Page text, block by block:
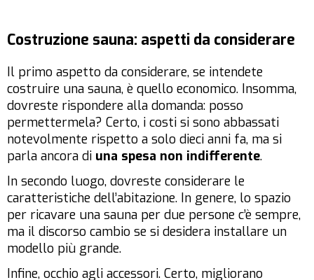
Costruzione sauna: aspetti da considerare
Il primo aspetto da considerare, se intendete
costruire una sauna, è quello economico. Insomma,
dovreste rispondere alla domanda: posso
permettermela? Certo, i costi si sono abbassati
notevolmente rispetto a solo dieci anni fa, ma si
parla ancora di una spesa non indifferente.
In secondo luogo, dovreste considerare le
caratteristiche dell’abitazione. In genere, lo spazio
per ricavare una sauna per due persone c’è sempre,
ma il discorso cambio se si desidera installare un
modello più grande.
Infine, occhio agli accessori. Certo, migliorano